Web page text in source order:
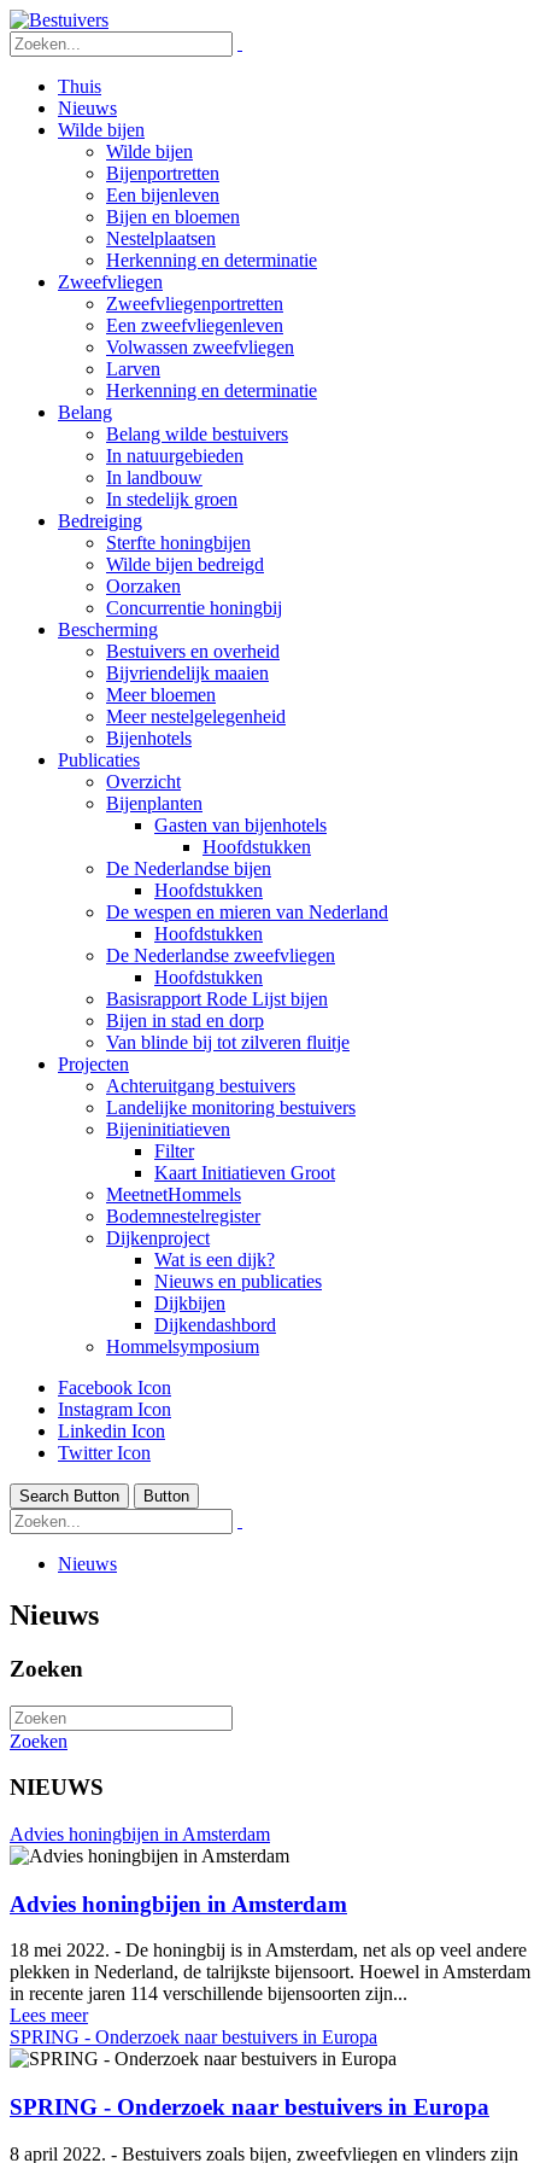
Thuis
Nieuws
Wilde bijen
Wilde bijen
Bijenportretten
Een bijenleven
Bijen en bloemen
Nestelplaatsen
Herkenning en determinatie
Zweefvliegen
Zweefvliegenportretten
Een zweefvliegenleven
Volwassen zweefvliegen
Larven
Herkenning en determinatie
Belang
Belang wilde bestuivers
In natuurgebieden
In landbouw
In stedelijk groen
Bedreiging
Sterfte honingbijen
Wilde bijen bedreigd
Oorzaken
Concurrentie honingbij
Bescherming
Bestuivers en overheid
Bijvriendelijk maaien
Meer bloemen
Meer nestelgelegenheid
Bijenhotels
Publicaties
Overzicht
Bijenplanten
Gasten van bijenhotels
Hoofdstukken
De Nederlandse bijen
Hoofdstukken
De wespen en mieren van Nederland
Hoofdstukken
De Nederlandse zweefvliegen
Hoofdstukken
Basisrapport Rode Lijst bijen
Bijen in stad en dorp
Van blinde bij tot zilveren fluitje
Projecten
Achteruitgang bestuivers
Landelijke monitoring bestuivers
Bijeninitiatieven
Filter
Kaart Initiatieven Groot
MeetnetHommels
Bodemnestelregister
Dijkenproject
Wat is een dijk?
Nieuws en publicaties
Dijkbijen
Dijkendashbord
Hommelsymposium
Facebook Icon
Instagram Icon
Linkedin Icon
Twitter Icon
Search Button Button
Nieuws
Nieuws
Zoeken
Zoeken
NIEUWS
Advies honingbijen in Amsterdam
Advies honingbijen in Amsterdam
18 mei 2022. - De honingbij is in Amsterdam, net als op veel andere
plekken in Nederland, de talrijkste bijensoort. Hoewel in Amsterdam
in recente jaren 114 verschillende bijensoorten zijn...
Lees meer
SPRING - Onderzoek naar bestuivers in Europa
SPRING - Onderzoek naar bestuivers in Europa
8 april 2022. - Bestuivers zoals bijen, zweefvliegen en vlinders zijn